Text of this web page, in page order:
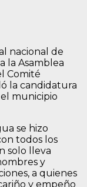
nacional de
la Asamblea
Comité
la candidatura
municipio
se hizo
todos los
solo lleva
y
a quienes
y empeño